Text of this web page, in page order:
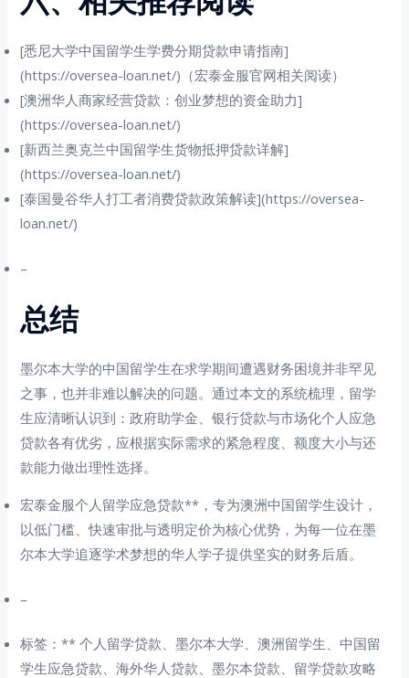
[悉尼大学中国留学生学费分期贷款申请指南]
(https://oversea-loan.net/)（宏泰金服官网相关阅读）
[澳洲华人商家经营贷款：创业梦想的资金助力]
(https://oversea-loan.net/)
[新西兰奥克兰中国留学生货物抵押贷款详解]
(https://oversea-loan.net/)
[泰国曼谷华人打工者消费贷款政策解读](https://oversea-
loan.net/)
–
总结
墨尔本大学的中国留学生在求学期间遭遇财务困境并非罕见
之事，也并非难以解决的问题。通过本文的系统梳理，留学
生应清晰认识到：政府助学金、银行贷款与市场化个人应急
贷款各有优劣，应根据实际需求的紧急程度、额度大小与还
款能力做出理性选择。
宏泰金服个人留学应急贷款**，专为澳洲中国留学生设计，
以低门槛、快速审批与透明定价为核心优势，为每一位在墨
尔本大学追逐学术梦想的华人学子提供坚实的财务后盾。
–
标签：** 个人留学贷款、墨尔本大学、澳洲留学生、中国留
学生应急贷款、海外华人贷款、墨尔本贷款、留学贷款攻略